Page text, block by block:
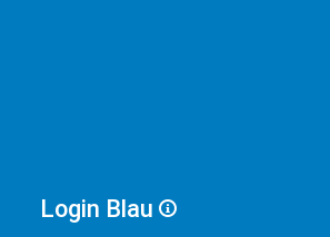
Login Blau